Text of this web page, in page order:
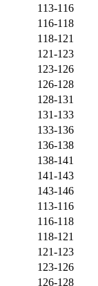
113-116
116-118
118-121
121-123
123-126
126-128
128-131
131-133
133-136
136-138
138-141
141-143
143-146
113-116
116-118
118-121
121-123
123-126
126-128